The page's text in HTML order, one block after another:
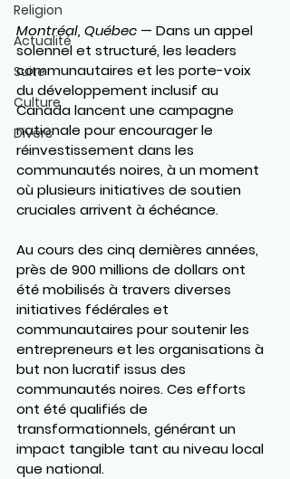
Religion
Actualité
Suite
Culture
Divers
Montréal, Québec — Dans un appel
solennel et structuré, les leaders
communautaires et les porte-voix
du développement inclusif au
Canada lancent une campagne
nationale pour encourager le
réinvestissement dans les
communautés noires, à un moment
où plusieurs initiatives de soutien
cruciales arrivent à échéance.
Au cours des cinq dernières années,
près de 900 millions de dollars ont
été mobilisés à travers diverses
initiatives fédérales et
communautaires pour soutenir les
entrepreneurs et les organisations à
but non lucratif issus des
communautés noires. Ces efforts
ont été qualifiés de
transformationnels, générant un
impact tangible tant au niveau local
que national.